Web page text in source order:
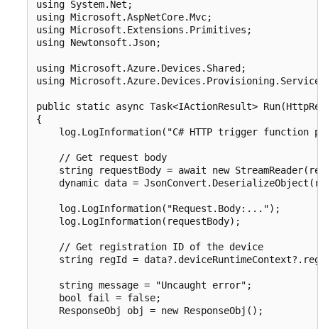
using System.Net;
using Microsoft.AspNetCore.Mvc;
using Microsoft.Extensions.Primitives;
using Newtonsoft.Json;
using Microsoft.Azure.Devices.Shared;
using
public static async Task<IActionResult>
{
log.LogInformation("C# HTTP trigger function
    // Get request body
string requestBody = await new
dynamic data =
    log.LogInformation("Request.Body:...");
    log.LogInformation(requestBody);
    // Get registration ID of the device
string regId =
    string message = "Uncaught error";
    bool fail = false;
    ResponseObj obj = new ResponseObj();